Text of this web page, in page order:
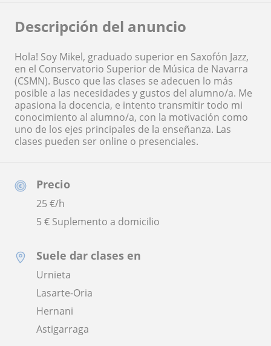
Precio
25€/h
5 € Suplemento a domicilio
Suele dar clases en
Urnieta
Lasarte-Oria
Hernani
Astigarraga
Descripción del anuncio
Hola! Soy Mikel, graduado superior en Saxofón Jazz,
en el Conservatorio Superior de Música de Navarra
(CSMN). Busco que las clases se adecuen lo más
posible a las necesidades y gustos del alumno/a. Me
apasiona la docencia, e intento transmitir todo mi
conocimiento al alumno/a, con la motivación como
uno de los ejes principales de la enseñanza. Las
clases pueden ser online o presenciales.